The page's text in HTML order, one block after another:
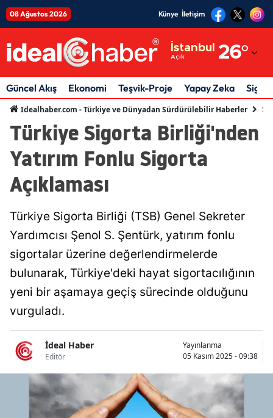
08 Ağustos 2026 Künye İletişim
İstanbul
Açık 26°
Adıyaman
Afyonkarahisar
Ağrı
Amasya
Ankara
Artvin
Aydın
Balıkesir
Bilecik
Bolu
Bursa
Güncel Akış Ekonomi Teşvik-Proje Yapay Zeka
Idealhaber.com - Türkiye ve Dünyadan Sürdürülebilir Haberler
Türkiye Sigorta Birliği'nden
Yatırım Fonlu Sigorta
Açıklaması
Türkiye Sigorta Birliği (TSB) Genel Sekreter
Yardımcısı Şenol S. Şentürk, yatırım fonlu
sigortalar üzerine değerlendirmelerde
bulunarak, Türkiye'deki hayat sigortacılığının
yeni bir aşamaya geçiş sürecinde olduğunu
vurguladı.
İdeal Haber
Editör
Yayınlanma
05 Kasım 2025 - 09:38